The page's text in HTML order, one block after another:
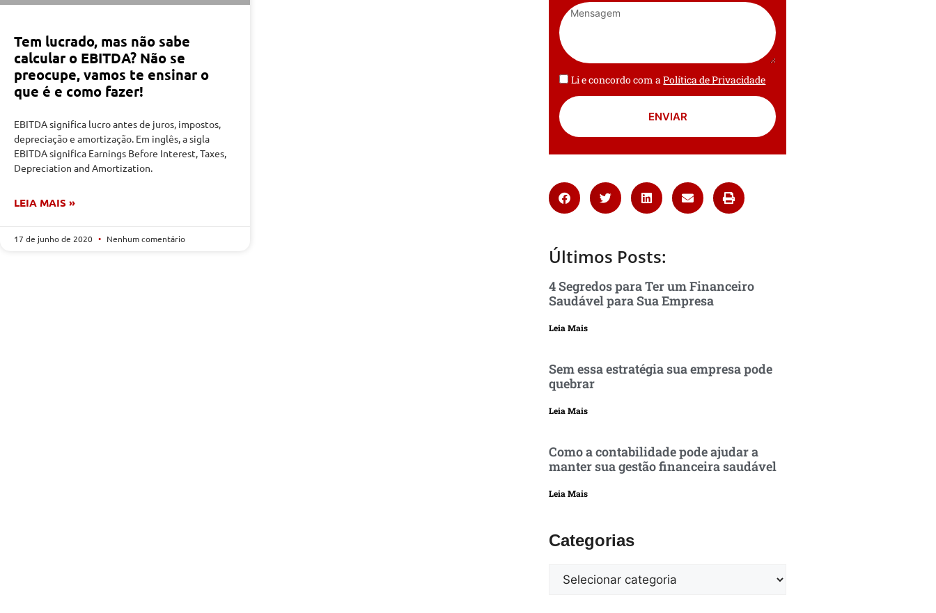
Tem lucrado, mas não sabe
calcular o EBITDA? Não se
preocupe, vamos te ensinar o
que é e como fazer!
EBITDA significa lucro antes de juros, impostos,
depreciação e amortização. Em inglês, a sigla
EBITDA significa Earnings Before Interest, Taxes,
Depreciation and Amortization.
LEIA MAIS »
17 de junho de 2020 Nenhum comentário
Li e concordo com aPolítica de Privacidade
ENVIAR
Últimos Posts:
4 Segredos para Ter um Financeiro
Saudável para Sua Empresa
Leia Mais
Sem essa estratégia sua empresa pode
quebrar
Leia Mais
Como a contabilidade pode ajudar a
manter sua gestão financeira saudável
Leia Mais
Categorias